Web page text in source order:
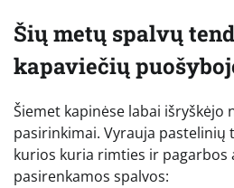
Šių metų spalvų
kapaviečių
Šiemet kapinėse labai išryškėjo
pasirinkimai. Vyrauja pastelinių
kurios kuria rimties ir pagarbos
pasirenkamos spalvos: